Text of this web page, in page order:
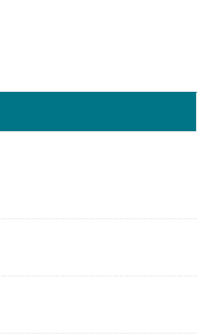
Twitter
sur Instagram